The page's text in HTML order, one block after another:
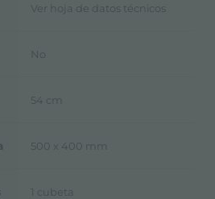
Ver hoja de datos técnicos
No
54 cm
500 x 400 mm
1 cubeta